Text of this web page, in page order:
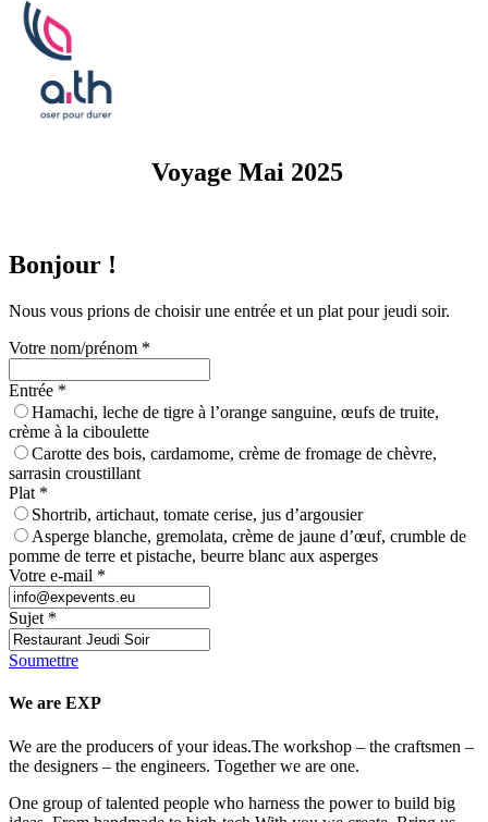
Voyage Mai 2025
Bonjour !
Nous vous prions de choisir une entrée et un plat pour jeudi soir.
Votre nom/prénom *
Entrée *
Hamachi, leche de tigre à l’orange sanguine, œufs de truite,
crème à la ciboulette
Carotte des bois, cardamome, crème de fromage de chèvre,
sarrasin croustillant
Plat *
Shortrib, artichaut, tomate cerise, jus d’argousier
Asperge blanche, gremolata, crème de jaune d’œuf, crumble de
pomme de terre et pistache, beurre blanc aux asperges
Votre e-mail *
Sujet *
Soumettre
We are EXP
We are the producers of your ideas.The workshop – the craftsmen –
the designers – the engineers. Together we are one.
One group of talented people who harness the power to build big